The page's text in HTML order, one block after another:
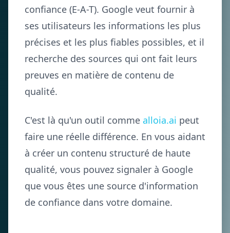
confiance (E-A-T). Google veut fournir à
ses utilisateurs les informations les plus
précises et les plus fiables possibles, et il
recherche des sources qui ont fait leurs
preuves en matière de contenu de
qualité.
C'est là qu'un outil comme alloia.ai peut
faire une réelle différence. En vous aidant
à créer un contenu structuré de haute
qualité, vous pouvez signaler à Google
que vous êtes une source d'information
de confiance dans votre domaine.